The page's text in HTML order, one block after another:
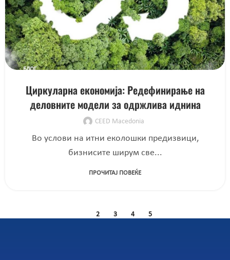
БЛОГ
Циркуларна економија: Редефинирање на
деловните модели за одржлива иднина
CEED Macedonia
Во услови на итни еколошки предизвици,
бизнисите ширум све...
ПРОЧИТАЈ ПОВЕЌЕ
2 3 4 5